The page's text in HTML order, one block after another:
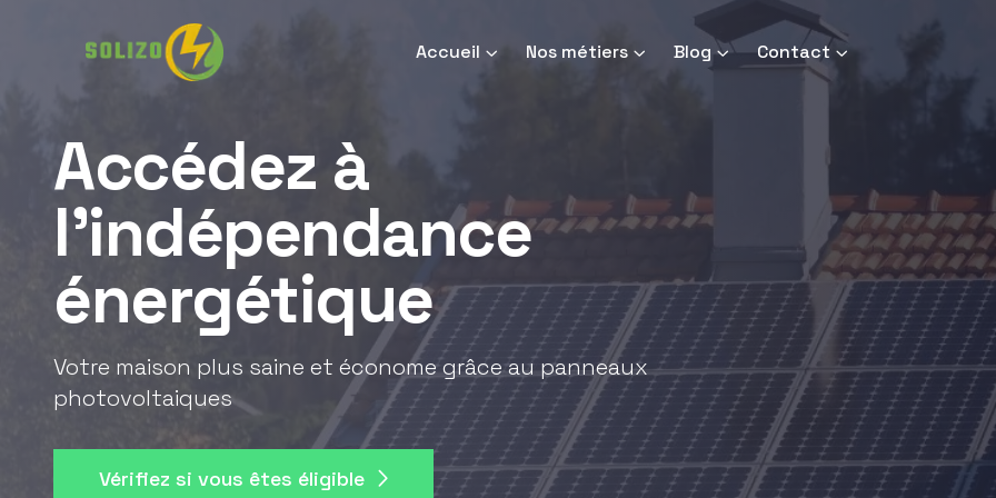
Accueil Nos métiers Blog Contact
Accédez à
l'indépendance
énergétique
Votre maison plus saine et économe grâce au panneaux
photovoltaiques
Vérifiez si vous êtes éligible